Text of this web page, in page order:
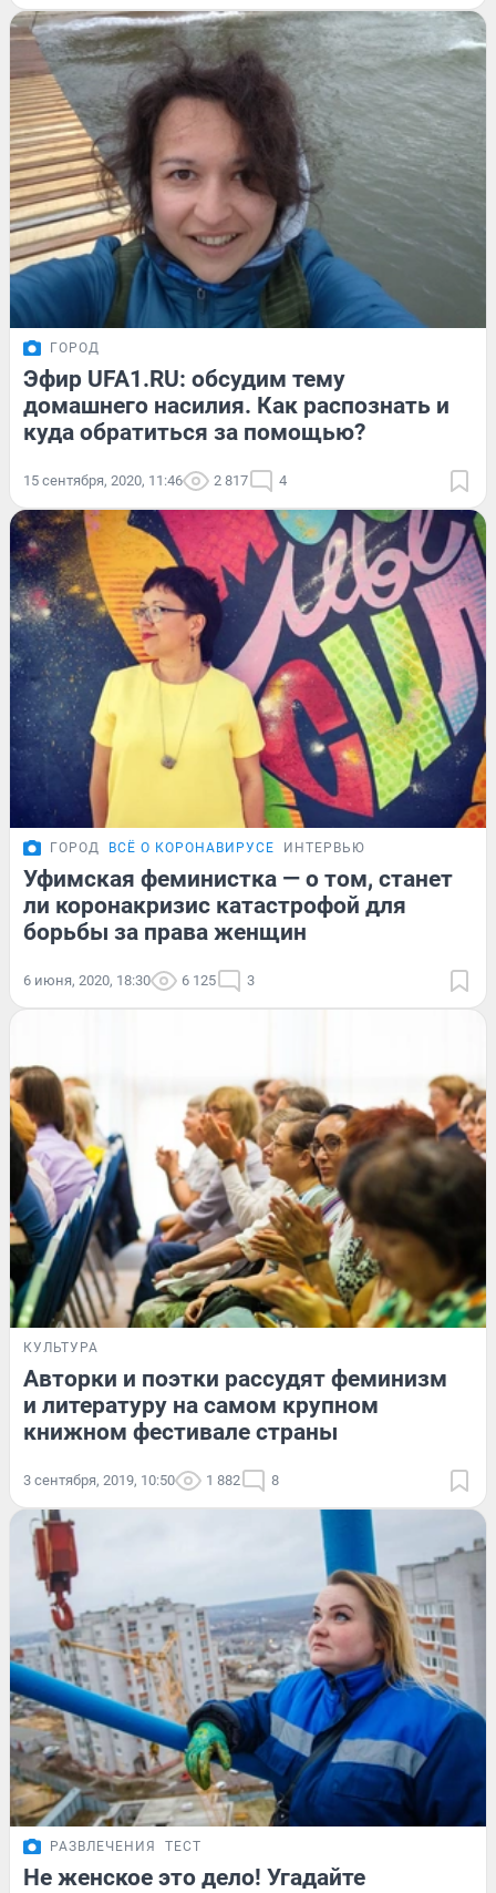
ГОРОД
Эфир UFA1.RU: обсудим тему
домашнего насилия. Как распознать и
куда обратиться за помощью?
15 сентября, 2020, 11:46 2 817 4
ГОРОД ВСЁ О КОРОНАВИРУСЕ ИНТЕРВЬЮ
Уфимская феминистка — о том, станет
ли коронакризис катастрофой для
борьбы за права женщин
6 июня, 2020, 18:30 6 125 3
КУЛЬТУРА
Авторки и поэтки рассудят феминизм
и литературу на самом крупном
книжном фестивале страны
3 сентября, 2019, 10:50 1 882 8
РАЗВЛЕЧЕНИЯ ТЕСТ
Не женское это дело! Угадайте